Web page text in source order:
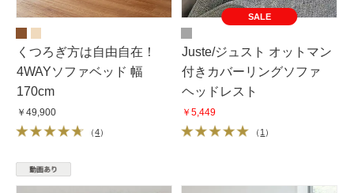
くつろぎ方は自由自在！
4WAYソファベッド 幅
170cm
￥49,900
（4）
SALE
Juste/ジュスト オットマン
付きカバーリングソファ
ヘッドレスト
￥5,449
（ 1 ）